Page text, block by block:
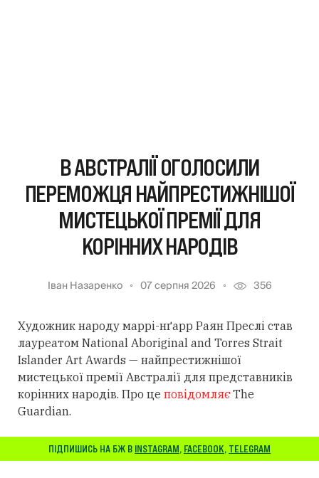
В АВСТРАЛІЇ ОГОЛОСИЛИ
ПЕРЕМОЖЦЯ НАЙПРЕСТИЖНІШОЇ
МИСТЕЦЬКОЇ ПРЕМІЇ ДЛЯ
КОРІННИХ НАРОДІВ
Іван Назаренко 07 серпня 2026 356
Художник народу маррі-нґарр Раян Преслі став
лауреатом National Aboriginal and Torres Strait
Islander Art Awards — найпрестижнішої
мистецької премії Австралії для представників
корінних народів. Про це повідомляєThe
Guardian.
ПІДПИШИСЬ НА БЖ В INSTAGRAM, FACEBOOK, TELEGRAM